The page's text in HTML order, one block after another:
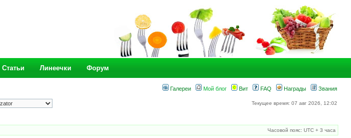
Статьи Линеечки Форум
Галереи Мой блог Вит FAQ Награды Звания
Текущее время: 07 авг 2026, 12:02
Часовой пояс: UTC + 3 часа